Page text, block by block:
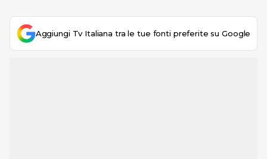
Aggiungi Tv Italiana tra le tue fonti preferite su Google